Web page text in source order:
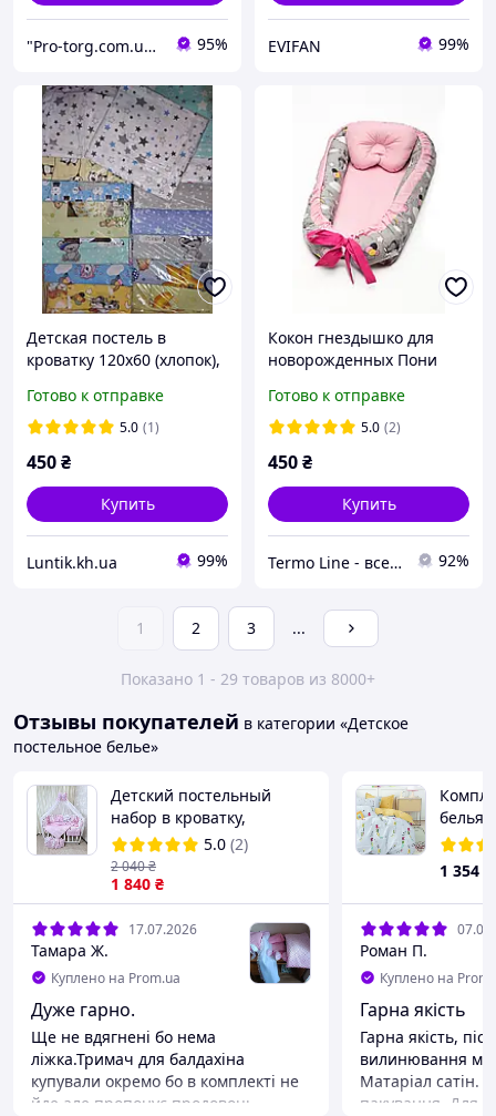
"Pro-torg.com.ua" - интернет-магазин детских товаров и игрушек 95% EVIFAN 99%
Детская постель в
кроватку 120х60 (хлопок),
предмета
Готово к отправке
5.0 (1)
450₴
Купить
Luntik.kh.ua 99%
Кокон гнездышко для
новорожденных Пони
Готово к отправке
5.0 (2)
450₴
Купить
Termo Line - все для дома 92%
1 2 3 ...
Показано 1 - 29 товаров из 8000+
Отзывы покупателей в категории «Детское
постельное белье»
Детский постельный
набор в кроватку,
балдахин на кроватку,
постельный набор для
новорожденных
5.0 (2)
1 840 ₴
2 040₴
17.07.2026
Тамара Ж.
Куплено на Prom.ua
Дуже гарно.
Ще не вдягнені бо нема
ліжка.Тримач для балдахіна
купували окремо бо в комплекті не
йде,але пропонує продовоць.
белья
сатин
766
1 354
Роман П.
Куплено на
Гарна якість
Гарна якість,
вилинювання
Матаріал сатін.
пакування. Для